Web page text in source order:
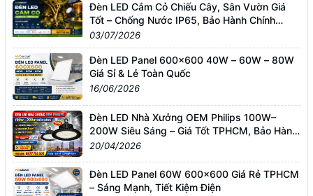
Đèn LED Cắm Cỏ Chiếu Cây, Sân Vườn Giá
Tốt – Chống Nước IP65, Bảo Hành Chính
Hãng
03/07/2026
Đèn LED Panel 600x600 40W – 60W – 80W
Giá Sỉ & Lẻ Toàn Quốc
16/06/2026
Đèn LED Nhà Xưởng OEM Philips 100W–
200W Siêu Sáng – Giá Tốt TPHCM, Bảo Hành
3 Năm
20/04/2026
Đèn LED Panel 60W 600x600 Giá Rẻ TPHCM
– Sáng Mạnh, Tiết Kiệm Điện